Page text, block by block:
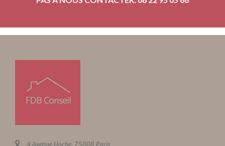
4 Avenue Hoche, 75008 Paris